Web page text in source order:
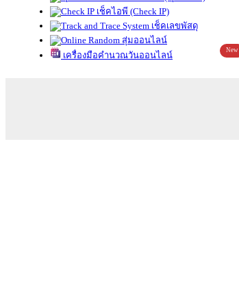
เช็คไอพี (Check IP)
เช็คเลขพัสดุ
สุ่มออนไลน์
เครื่องมือคำนวณวันออนไลน์
New